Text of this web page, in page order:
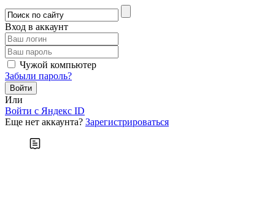
Вход в аккаунт
Чужой компьютер
Забыли пароль?
Или
Войти c Яндекс ID
Еще нет аккаунта? Зарегистрироваться